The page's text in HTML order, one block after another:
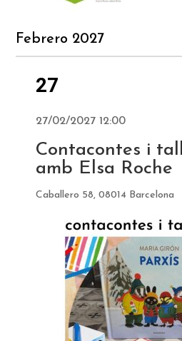
Febrero 2027
27
27/02/2027 12:00
Contacontes i
amb Elsa Roche
Caballero 58, 08014 Barcelona